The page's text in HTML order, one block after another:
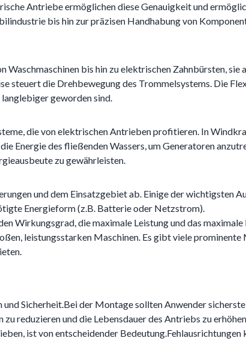
Antriebe ermöglichen diese Genauigkeit und
bis hin zur präzisen Handhabung von
bis hin zu elektrischen Zahnbürsten, sie
steuert die Drehbewegung des Trommelsystems. Die
geworden sind.
die von elektrischen Antrieben profitieren. In
Energie des fließenden Wassers, um Generatoren
zu gewährleisten.
und dem Einsatzgebiet ab. Einige der wichtigsten
Energieform (z.B. Batterie oder Netzstrom).
Wirkungsgrad, die maximale Leistung und das
leistungsstarken Maschinen. Es gibt viele
Sicherheit.Bei der Montage sollten Anwender
reduzieren und die Lebensdauer des Antriebs zu
ist von entscheidender